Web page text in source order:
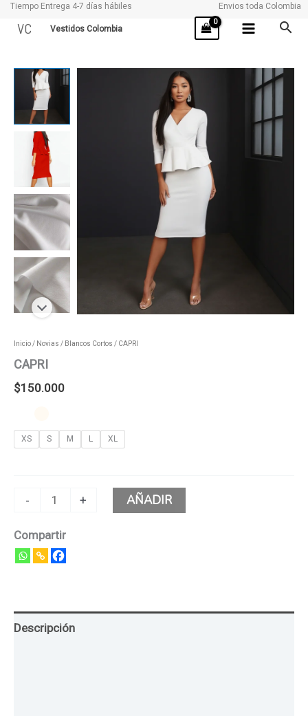
Tiempo Entrega 4-7 días hábiles Envios toda Colombia
VC Vestidos Colombia
Inicio/ Novias / Blancos Cortos / CAPRI
CAPRI
$150.000
XS S M L XL
-
CAPRI
cantidad
+ AÑADIR
Compartir
Descripción